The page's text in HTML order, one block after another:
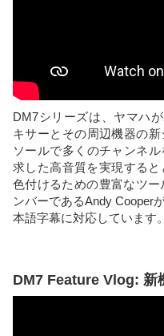
DM7シリーズは、ヤマハ
キサーとその周辺機器の
ソールで多くのチャンネ
求した高音質を実現する
色付けるための豊富なツ
ンバーであるAndy Cooper
本語字幕に対応しています。
DM7 Feature Vlog: 新